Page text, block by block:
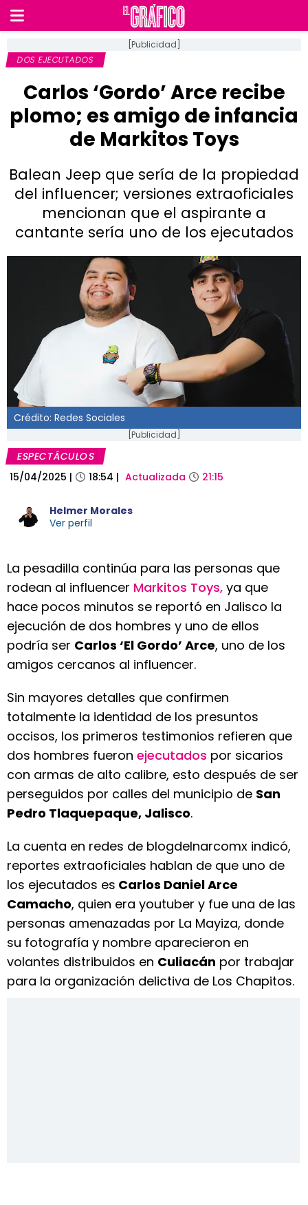
[Publicidad]
DOS EJECUTADOS
Carlos ‘Gordo’ Arce recibe
plomo; es amigo de infancia
de Markitos Toys
Balean Jeep que sería de la propiedad
del influencer; versiones extraoficiales
mencionan que el aspirante a
cantante sería uno de los ejecutados
Crédito: Redes Sociales
[Publicidad]
ESPECTÁCULOS
15/04/2025 | 18:54 | Actualizada 21:15
Helmer Morales
Ver perfil
La pesadilla continúa para las personas que
rodean al influencer Markitos Toys, ya que
hace pocos minutos se reportó en Jalisco la
ejecución de dos hombres y uno de ellos
podría ser Carlos ‘El Gordo’ Arce, uno de los
amigos cercanos al influencer.
Sin mayores detalles que confirmen
totalmente la identidad de los presuntos
occisos, los primeros testimonios refieren que
dos hombres fueron ejecutados por sicarios
con armas de alto calibre, esto después de ser
perseguidos por calles del municipio de San
Pedro Tlaquepaque, Jalisco.
La cuenta en redes de blogdelnarcomx indicó,
reportes extraoficiales hablan de que uno de
los ejecutados es Carlos Daniel Arce
Camacho, quien era youtuber y fue una de las
personas amenazadas por La Mayiza, donde
su fotografía y nombre aparecieron en
volantes distribuidos en Culiacán por trabajar
para la organización delictiva de Los Chapitos.